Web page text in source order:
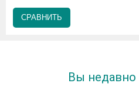
СРАВНИТЬ
Вы недавно